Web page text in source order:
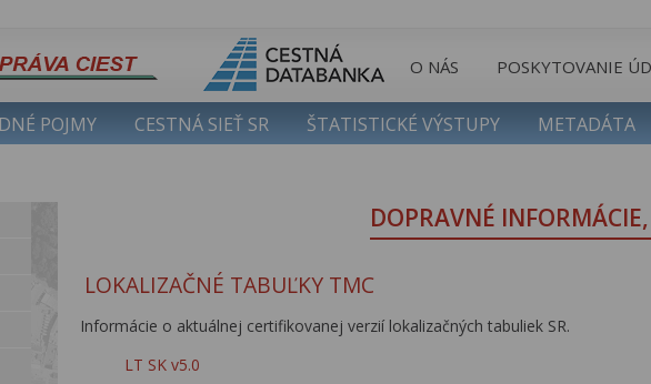
O NÁS POSKYTOVANIE
POJMY CESTNÁ SIEŤ SR ŠTATISTICKÉ VÝSTUPY METADÁTA
DOPRAVNÉ
LOKALIZAČNÉ TABUĽKY TMC
Informácie o aktuálnej certifikovanej verzií lokalizačných tabuliek SR.
LT SK v5.0